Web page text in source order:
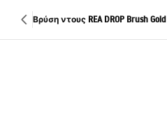
Βρύση ντους REA DROP Brush Gold